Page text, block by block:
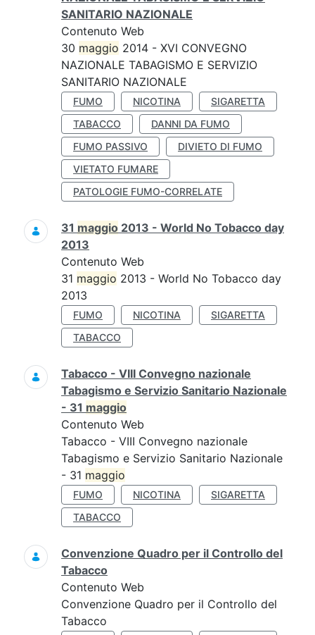
SANITARIO NAZIONALE
Contenuto Web
30 maggio 2014 - XVI CONVEGNO
NAZIONALE TABAGISMO E SERVIZIO
SANITARIO NAZIONALE
FUMO NICOTINA
SIGARETTA
TABACCO
DANNI DA FUMO
FUMO PASSIVO
DIVIETO DI FUMO
VIETATO FUMARE
PATOLOGIE FUMO-CORRELATE
31 maggio 2013 - World No Tobacco day
2013
Contenuto Web
31 maggio 2013 - World No Tobacco day
2013
FUMO NICOTINA
SIGARETTA
TABACCO
Tabacco - VIII Convegno nazionale
Tabagismo e Servizio Sanitario Nazionale
- 31 maggio
Contenuto Web
Tabacco - VIII Convegno nazionale
Tabagismo e Servizio Sanitario Nazionale
- 31 maggio
FUMO NICOTINA
SIGARETTA
TABACCO
Convenzione Quadro per il Controllo del
Tabacco
Contenuto Web
Convenzione Quadro per il Controllo del
Tabacco